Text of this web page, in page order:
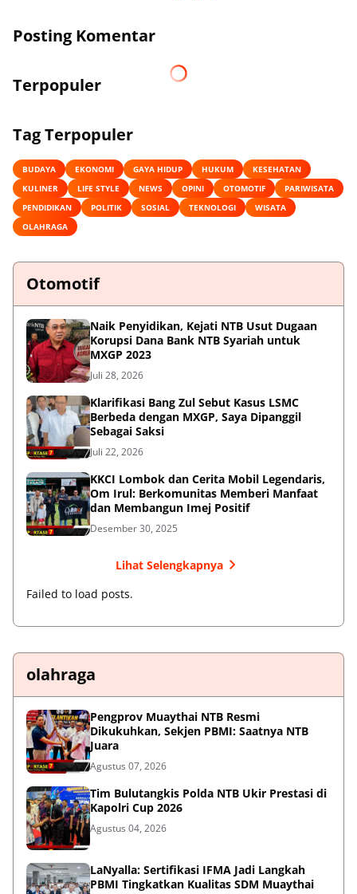
Posting Komentar
Terpopuler
Tag Terpopuler
BUDAYA EKONOMI GAYA HIDUP HUKUM
KESEHATAN
KULINER
LIFE STYLE NEWS OPINI OTOMOTIF
PARIWISATA
PENDIDIKAN
POLITIK SOSIAL TEKNOLOGI
WISATA
OLAHRAGA
Otomotif
Naik Penyidikan, Kejati NTB Usut Dugaan
Korupsi Dana Bank NTB Syariah untuk
MXGP 2023
Juli 28, 2026
Klarifikasi Bang Zul Sebut Kasus LSMC
Berbeda dengan MXGP, Saya Dipanggil
Sebagai Saksi
Juli 22, 2026
KKCI Lombok dan Cerita Mobil Legendaris,
Om Irul: Berkomunitas Memberi Manfaat
dan Membangun Imej Positif
Desember 30, 2025
Lihat Selengkapnya
Failed to load posts.
olahraga
Pengprov Muaythai NTB Resmi
Dikukuhkan, Sekjen PBMI: Saatnya NTB
Juara
Agustus 07, 2026
Tim Bulutangkis Polda NTB Ukir Prestasi di
Kapolri Cup 2026
Agustus 04, 2026
LaNyalla: Sertifikasi IFMA Jadi Langkah
PBMI Tingkatkan Kualitas SDM Muaythai